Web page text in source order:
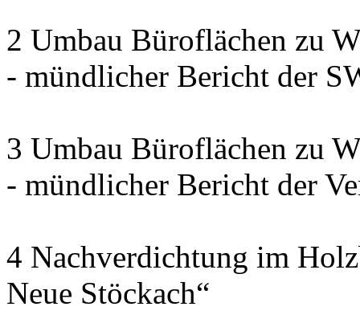
2 Umbau Büroflächen zu
- mündlicher Bericht der
3 Umbau Büroflächen zu
- mündlicher Bericht der
4 Nachverdichtung im
Neue Stöckach“